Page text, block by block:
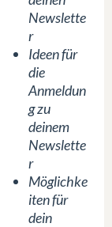
Newslette
r
Ideen für
die
Anmeldun
g zu
deinem
Newslette
r
Möglichke
iten für
dein